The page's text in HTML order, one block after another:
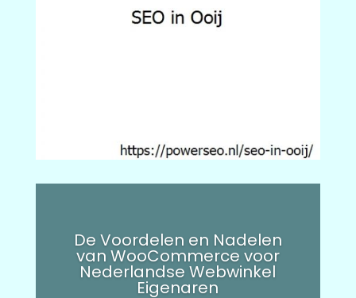
De Voordelen en Nadelen
van WooCommerce voor
Nederlandse Webwinkel
Eigenaren